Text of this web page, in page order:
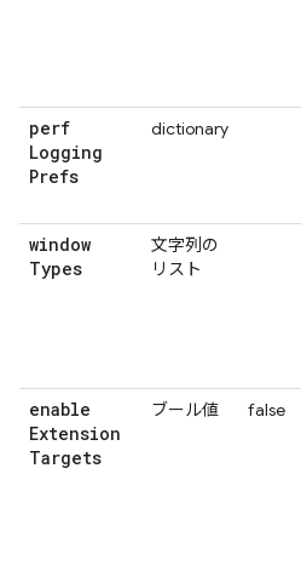
perf
Logging
Prefs
dictionary
window
Types
文字列の
リスト
enable
Extension
Targets
ブール値 false